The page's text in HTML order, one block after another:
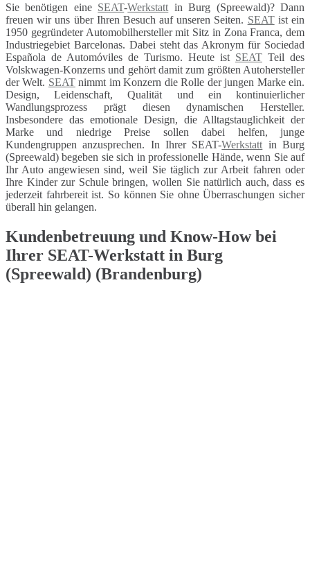
Sie benötigen eine SEAT-Werkstatt in Burg (Spreewald)? Dann
freuen wir uns über Ihren Besuch auf unseren Seiten. SEATist ein
1950 gegründeter Automobilhersteller mit Sitz in Zona Franca, dem
Industriegebiet Barcelonas. Dabei steht das Akronym für Sociedad
Española de Automóviles de Turismo. Heute ist SEAT Teil des
Volskwagen-Konzerns und gehört damit zum größten Autohersteller
der Welt. SEATnimmt im Konzern die Rolle der jungen Marke ein.
Design, Leidenschaft, Qualität und ein kontinuierlicher
Wandlungsprozess prägt diesen dynamischen Hersteller.
Insbesondere das emotionale Design, die Alltagstauglichkeit der
Marke und niedrige Preise sollen dabei helfen, junge
Kundengruppen anzusprechen. In Ihrer SEAT-Werkstatt in Burg
(Spreewald) begeben sie sich in professionelle Hände, wenn Sie auf
Ihr Auto angewiesen sind, weil Sie täglich zur Arbeit fahren oder
Ihre Kinder zur Schule bringen, wollen Sie natürlich auch, dass es
jederzeit fahrbereit ist. So können Sie ohne Überraschungen sicher
überall hin gelangen.
Kundenbetreuung und Know-How bei
Ihrer SEAT-Werkstatt in Burg
(Spreewald) (Brandenburg)